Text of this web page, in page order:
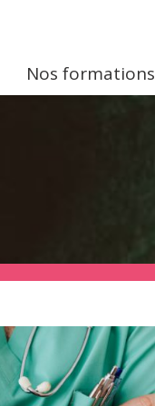
Nos formations